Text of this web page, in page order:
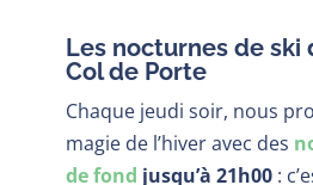
Les nocturnes de ski
Col de Porte
Chaque jeudi soir, nous
magie de l’hiver avec des
de fond jusqu’à 21h00: